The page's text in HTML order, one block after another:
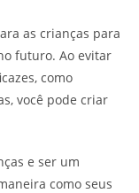
as crianças para
futuro. Ao evitar
como
você pode criar
e ser um
como seus